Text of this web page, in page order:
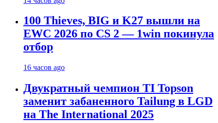
100 Thieves, BIG и K27 вышли на
EWC 2026 по CS 2 — 1win покинула
отбор
16 часов ago
Двукратный чемпион TI Topson
заменит забаненного Tailung в LGD
на The International 2025